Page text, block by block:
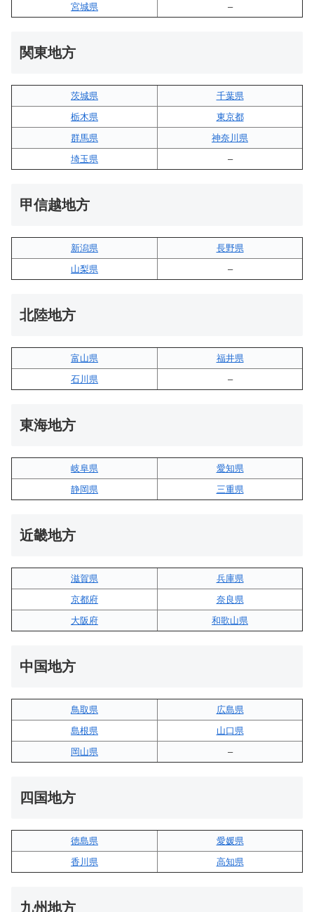
宮城県
–
関東地方
茨城県
千葉県
栃木県
東京都
群馬県
神奈川県
埼玉県
–
甲信越地方
新潟県
長野県
山梨県
–
北陸地方
富山県
福井県
石川県
–
東海地方
岐阜県
愛知県
静岡県
三重県
近畿地方
滋賀県
兵庫県
京都府
奈良県
大阪府
和歌山県
中国地方
鳥取県
広島県
島根県
山口県
岡山県
–
四国地方
徳島県
愛媛県
香川県
高知県
九州地方